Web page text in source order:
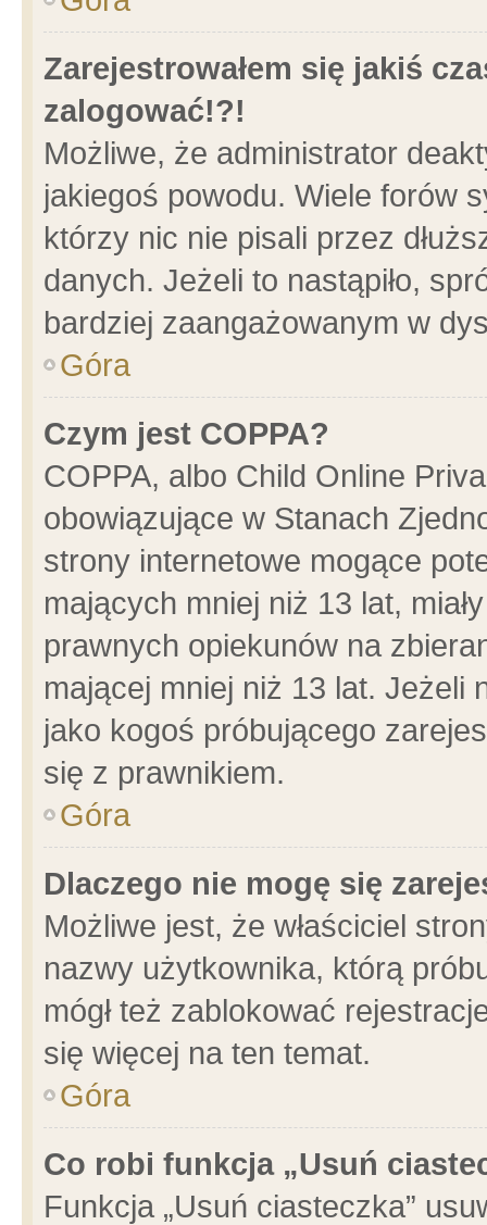
Zarejestrowałem się jakiś
zalogować!?!
Możliwe, że administrator
jakiegoś powodu. Wiele forów
którzy nic nie pisali przez
danych. Jeżeli to nastąpiło,
bardziej zaangażowanym w
Góra
Czym jest COPPA?
COPPA, albo Child Online
obowiązujące w Stanach
strony internetowe mogące
mających mniej niż 13 lat,
prawnych opiekunów na
mającej mniej niż 13 lat. Jeżeli
jako kogoś próbującego
się z prawnikiem.
Góra
Dlaczego nie mogę się
Możliwe jest, że właściciel
nazwy użytkownika, którą
mógł też zablokować
się więcej na ten temat.
Góra
Co robi funkcja „Usuń
Funkcja „Usuń ciasteczka”